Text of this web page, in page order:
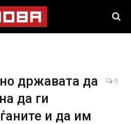
државата да
да ги
и да им
0